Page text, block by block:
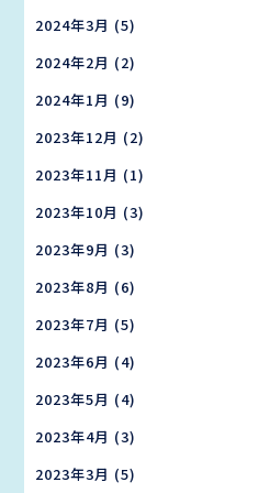
2024年3月 (5)
2024年2月 (2)
2024年1月 (9)
2023年12月 (2)
2023年11月 (1)
2023年10月 (3)
2023年9月 (3)
2023年8月 (6)
2023年7月 (5)
2023年6月 (4)
2023年5月 (4)
2023年4月 (3)
2023年3月 (5)